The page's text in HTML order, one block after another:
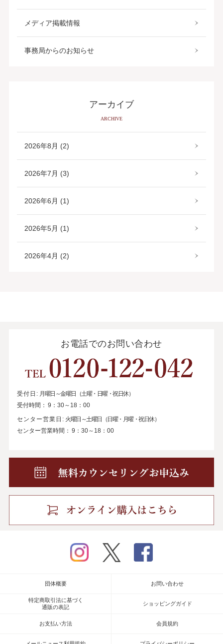
メディア掲載情報
事務局からのお知らせ
アーカイブ
ARCHIVE
2026年8月 (2)
2026年7月 (3)
2026年6月 (1)
2026年5月 (1)
2026年4月 (2)
お電話でのお問い合わせ
受付日: 月曜日～金曜日（土曜・日曜・祝日休）
受付時間： 9：30～18：00
センター営業日: 火曜日～土曜日（日曜・月曜・祝日休）
センター営業時間： 9：30～18：00
instagram
団体概要 お問い合わせ
特定商取引法に基づく
通販の表記
ショッピングガイド
お支払い方法 会員規約